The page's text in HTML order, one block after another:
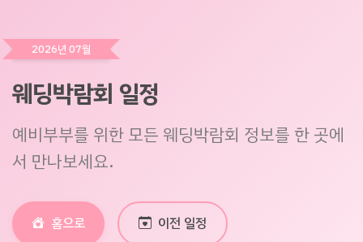
2026년 07월
웨딩박람회 일정
예비부부를 위한 모든 웨딩박람회 정보를 한 곳에
서 만나보세요.
홈으로 이전 일정